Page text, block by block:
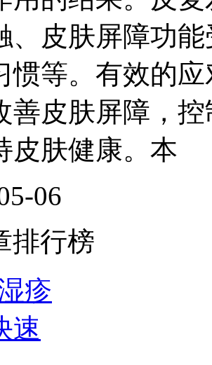
、皮肤屏障功
惯等。有效的
善皮肤屏障，
皮肤健康。本
06
排行榜